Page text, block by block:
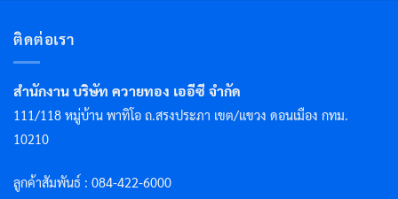
ติดต่อเรา
สำนักงาน บริษัท ควายทอง เออีซี จำกัด
111/118 หมู่บ้าน พาทิโอ ถ.สรงประภา เขต/แขวง ดอนเมือง กทม.
10210
ลูกค้าสัมพันธ์ : 084-422-6000